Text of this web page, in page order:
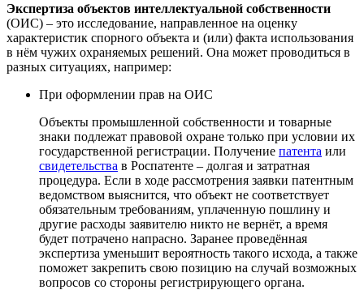
Экспертиза объектов интеллектуальной собственности
(ОИС) – это исследование, направленное на оценку
характеристик спорного объекта и (или) факта использования
в нём чужих охраняемых решений. Она может проводиться в
разных ситуациях, например:
При оформлении прав на ОИС
Объекты промышленной собственности и товарные
знаки подлежат правовой охране только при условии их
государственной регистрации. Получение патента или
свидетельства в Роспатенте – долгая и затратная
процедура. Если в ходе рассмотрения заявки патентным
ведомством выяснится, что объект не соответствует
обязательным требованиям, уплаченную пошлину и
другие расходы заявителю никто не вернёт, а время
будет потрачено напрасно. Заранее проведённая
экспертиза уменьшит вероятность такого исхода, а также
поможет закрепить свою позицию на случай возможных
вопросов со стороны регистрирующего органа.